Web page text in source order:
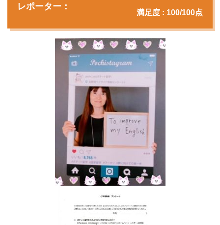
レポーター：
満足度 : 100/100点